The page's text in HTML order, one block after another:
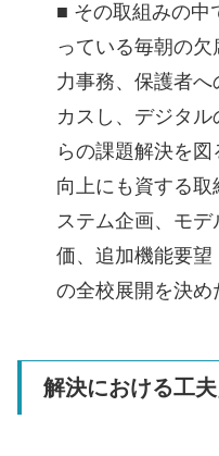
■ その取組みの中
っている毎朝の
力事務、保護者
カスし、デジタ
らの課題解決を
向上にも資する
ステム企画、モ
価、追加機能要望
の全校展開を決め
解決における工